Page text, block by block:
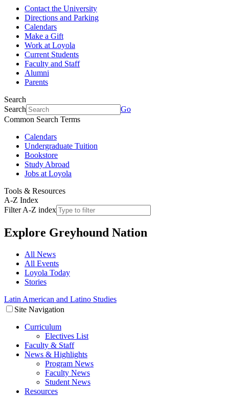
Contact the University
Directions and Parking
Calendars
Make a Gift
Work at Loyola
Current Students
Faculty and Staff
Alumni
Parents
Search
Search
Go
Common Search Terms
Calendars
Undergraduate Tuition
Bookstore
Study Abroad
Jobs at Loyola
Tools & Resources
A-Z Index
Filter A-Z index
Explore Greyhound Nation
All News
All Events
Loyola Today
Stories
Latin American and Latino Studies
Site Navigation
Curriculum
Electives List
Faculty & Staff
News & Highlights
Program News
Faculty News
Student News
Resources